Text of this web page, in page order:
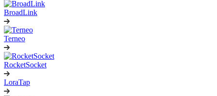
BroadLink
Terneo
RocketSocket
LoraTap